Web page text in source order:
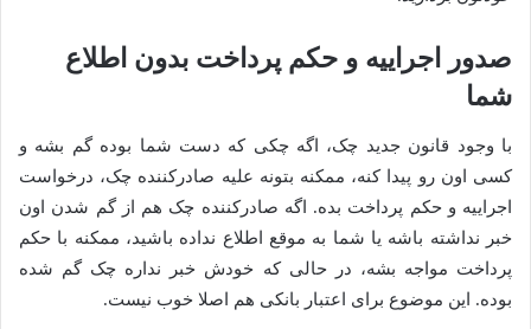
صدور اجراییه و حکم پرداخت بدون اطلاع
شما
با وجود قانون جدید چک، اگه چکی که دست شما بوده گم بشه و
کسی اون رو پیدا کنه، ممکنه بتونه علیه صادرکننده چک، درخواست
اجراییه و حکم پرداخت بده. اگه صادرکننده چک هم از گم شدن اون
خبر نداشته باشه یا شما به موقع اطلاع نداده باشید، ممکنه با حکم
پرداخت مواجه بشه، در حالی که خودش خبر نداره چک گم شده
بوده. این موضوع برای اعتبار بانکی هم اصلا خوب نیست.